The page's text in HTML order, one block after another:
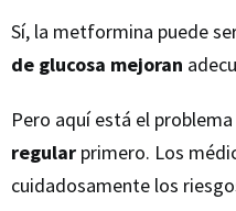
Sí, la metformina puede
de glucosa mejoran
Pero aquí está el
regular primero. Los
cuidadosamente los